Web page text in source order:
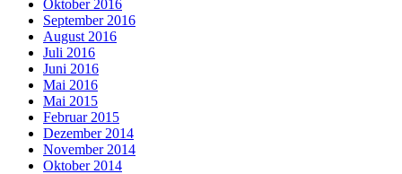
Oktober 2016
September 2016
August 2016
Juli 2016
Juni 2016
Mai 2016
Mai 2015
Februar 2015
Dezember 2014
November 2014
Oktober 2014